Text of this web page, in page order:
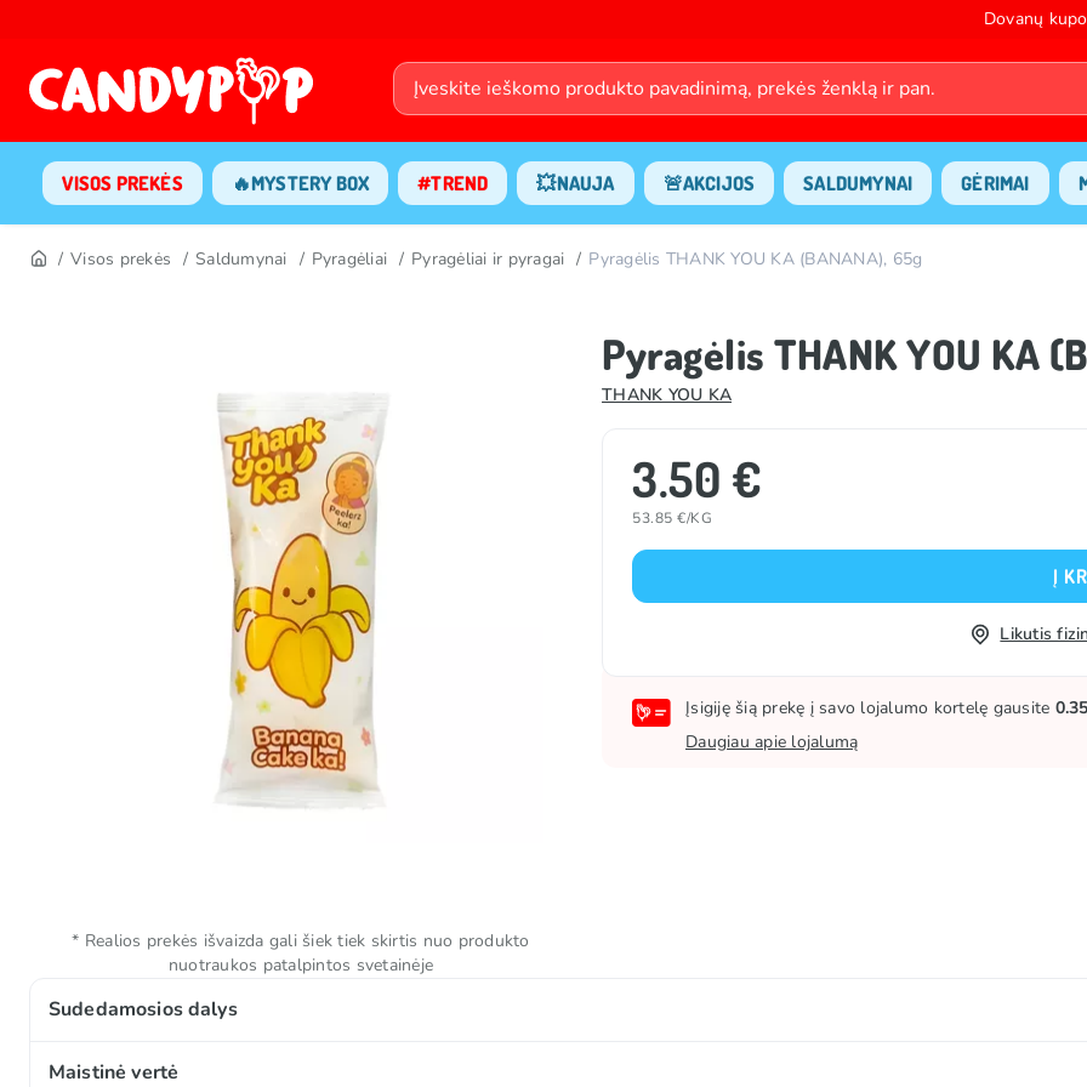
Dovanų
VISOS PREKĖS 🔥MYSTERY BOX #TREND 💥NAUJA 🚨AKCIJOS SALDUMYNAI GĖRIMAI
Visos prekės Saldumynai Pyragėliai Pyragėliai ir pyragai Pyragėlis THANK YOU KA (BANANA), 65g
Pyragėlis THANK YOU KA
THANK YOU KA
3.50 €
53.85 €/KG
Į
Likutis
Įsigiję šią prekę į savo lojalumo kortelę gausite
Daugiau apie lojalumą
Sudedamosios dalys
KVIETINIAI miltai, sūrio įdaras (vanduo, cukrus, augalinis aliejus, nenugriebto PIENO milteliai, modifikuotas
Maistinė vertė
* Realios prekės išvaizda gali šiek tiek skirtis nuo produkto
nuotraukos patalpintos svetainėje